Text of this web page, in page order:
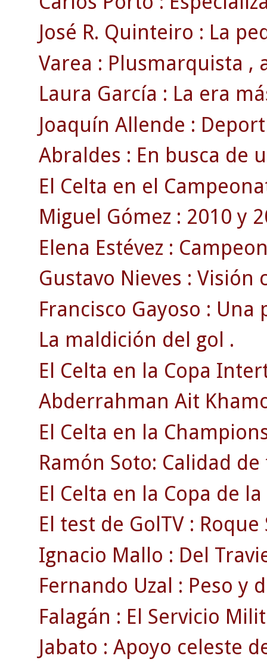
José R. Quinteiro : La
Varea : Plusmarquista ,
Laura García : La era
Joaquín Allende :
Abraldes : En busca de
El Celta en el
Miguel Gómez : 2010 y
Elena Estévez :
Gustavo Nieves : Visión
Francisco Gayoso :
La maldición del gol .
El Celta en la Copa
Abderrahman Ait
El Celta en la
Ramón Soto: Calidad
El Celta en la Copa de la
El test de GolTV : Roque
Ignacio Mallo : Del
Fernando Uzal : Peso y
Falagán : El Servicio
Jabato : Apoyo celeste